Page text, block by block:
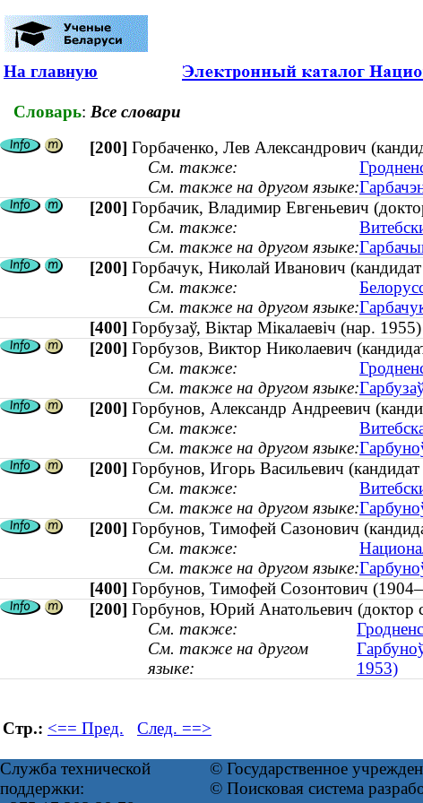
На главную
Словарь: Все словари
[200] Горбаченко, Лев Александрович
См. также:
См. также на другом языке:
[200] Горбачик, Владимир Евгеньевич
См. также:
См. также на другом языке:
[200] Горбачук, Николай Иванович
См. также:
См. также на другом языке:
[400] Горбузаў, Віктар Мікалаевіч (нар.
[200] Горбузов, Виктор Николаевич
См. также:
См. также на другом языке:
[200] Горбунов, Александр Андреевич
См. также:
См. также на другом языке:
[200] Горбунов, Игорь Васильевич
См. также:
См. также на другом языке:
[200] Горбунов, Тимофей Сазонович
См. также:
См. также на другом языке:
[400] Горбунов, Тимофей Созонтович
[200] Горбунов, Юрий Анатольевич (доктор
См. также:
См. также на другом
языке:
1953)
Стр.: <== Пред. След. ==>
Служба технической
поддержки:
© Государственное
© Поисковая система